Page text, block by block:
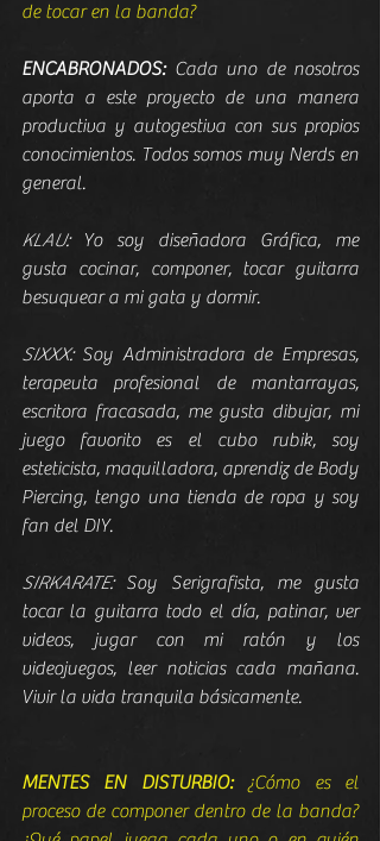
de tocar en la banda?
ENCABRONADOS: Cada uno de nosotros
aporta a este proyecto de una manera
productiva y autogestiva con sus propios
conocimientos. Todos somos muy Nerds en
general.
KLAU: Yo soy diseñadora Gráfica, me
gusta cocinar, componer, tocar guitarra
besuquear a mi gata y dormir.
SIXXX: Soy Administradora de Empresas,
terapeuta profesional de mantarrayas,
escritora fracasada, me gusta dibujar, mi
juego favorito es el cubo rubik, soy
esteticista, maquilladora, aprendiz de Body
Piercing, tengo una tienda de ropa y soy
fan del DIY.
SIRKARATE: Soy Serigrafista, me gusta
tocar la guitarra todo el día, patinar, ver
videos, jugar con mi ratón y los
videojuegos, leer noticias cada mañana.
Vivir la vida tranquila básicamente.
MENTES EN DISTURBIO: ¿Cómo es el
proceso de componer dentro de la banda?